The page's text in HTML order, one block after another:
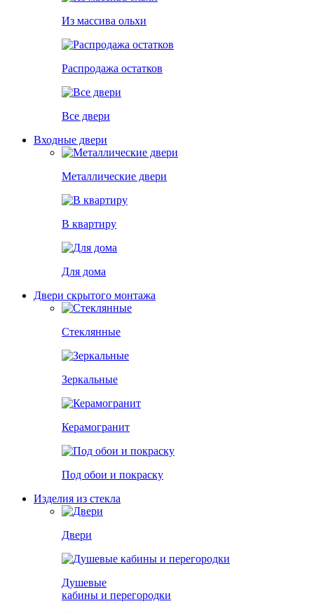
Из массива ольхи
Распродажа остатков
Все двери
Входные двери
Металлические двери
В квартиру
Для дома
Двери скрытого монтажа
Стеклянные
Зеркальные
Керамогранит
Под обои и покраску
Изделия из стекла
Двери
Душевые
кабины и перегородки